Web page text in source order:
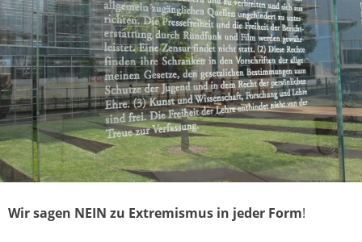
Wir sagen NEIN zu Extremismus in jeder Form!